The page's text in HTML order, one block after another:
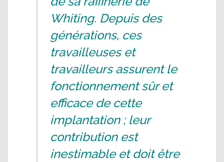
Whiting. Depuis des
générations, ces
travailleuses et
travailleurs assurent le
fonctionnement sûr et
efficace de cette
implantation ; leur
contribution est
inestimable et doit être